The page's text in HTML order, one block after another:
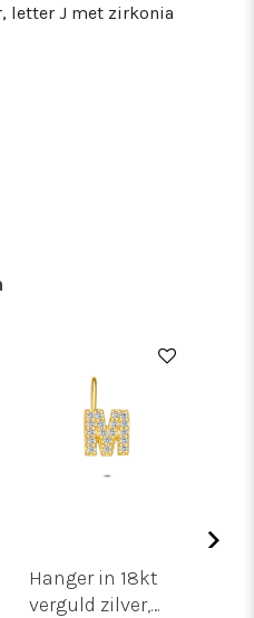
letter J met zirkonia
Hanger in 18kt
verguld zilver,